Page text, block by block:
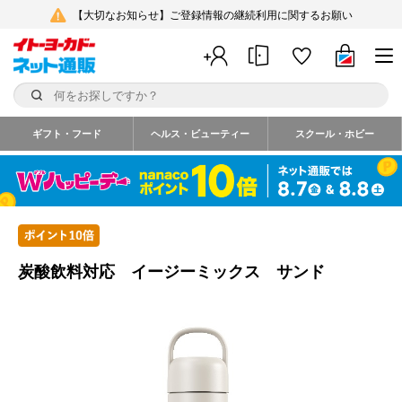
【大切なお知らせ】ご登録情報の継続利用に関するお願い
ギフト・フード ヘルス・ビューティー スクール・ホビー
炭酸飲料対応 イージーミックス サンド